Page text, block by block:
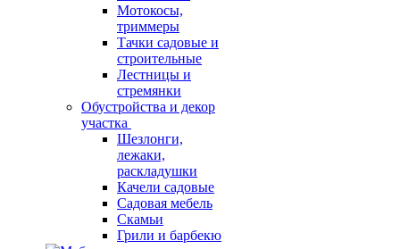
Мотокосы,
триммеры
Тачки садовые и
строительные
Лестницы и
стремянки
Обустройства и декор
участка
Шезлонги,
лежаки,
раскладушки
Качели садовые
Садовая мебель
Скамьи
Грили и барбекю